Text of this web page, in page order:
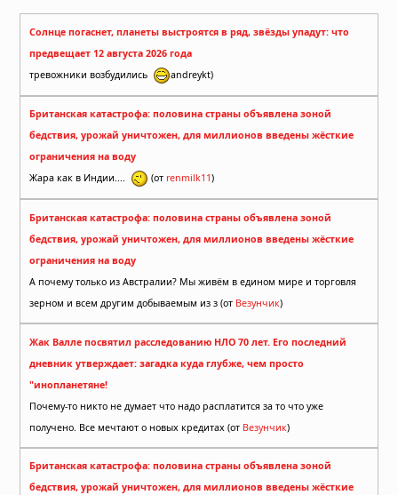
Солнце погаснет, планеты выстроятся в ряд, звёзды упадут: что
предвещает 12 августа 2026 года
тревожники возбудились
andreykt)
Британская катастрофа: половина страны объявлена зоной
бедствия, урожай уничтожен, для миллионов введены жёсткие
ограничения на воду
Жара как в Индии....
(от renmilk11)
Британская катастрофа: половина страны объявлена зоной
бедствия, урожай уничтожен, для миллионов введены жёсткие
ограничения на воду
А почему только из Австралии? Мы живём в едином мире и торговля
зерном и всем другим добываемым из з (от Везунчик)
Жак Валле посвятил расследованию НЛО 70 лет. Его последний
дневник утверждает: загадка куда глубже, чем просто
"инопланетяне!
Почему-то никто не думает что надо расплатится за то что уже
получено. Все мечтают о новых кредитах (от Везунчик)
Британская катастрофа: половина страны объявлена зоной
бедствия, урожай уничтожен, для миллионов введены жёсткие